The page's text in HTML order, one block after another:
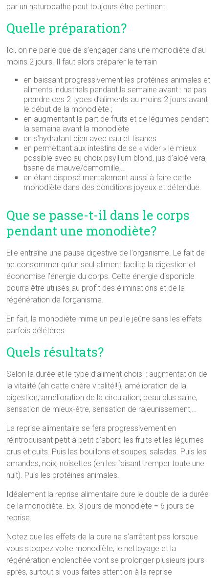
par un naturopathe peut toujours être pertinent.
Quelle préparation?
Ici, on ne parle que de s’engager dans une monodiète d’au
moins 2 jours. Il faut alors préparer le terrain
en baissant progressivement les protéines animales et
aliments industriels pendant la semaine avant : ne pas
prendre ces 2 types d’aliments au moins 2 jours avant
le début de la monodiète ;
en augmentant la part de fruits et de légumes pendant
la semaine avant la monodiète
en s’hydratant bien avec eau et tisanes
en permettant aux intestins de se « vider » le mieux
possible avec au choix psyllium blond, jus d’aloé vera,
tisane de mauve/camomille,…
en étant disposé mentalement aussi à faire cette
monodiète dans des conditions joyeux et détendue.
Que se passe-t-il dans le corps
pendant une monodiète?
Elle entraîne une pause digestive de l’organisme. Le fait de
ne consommer qu’un seul aliment facilite la digestion et
économise l’énergie du corps. Cette énergie disponible
pourra être utilisés au profit des éliminations et de la
régénération de l’organisme.
En fait, la monodiète mime un peu le jeûne sans les effets
parfois délétères.
Quels résultats?
Selon la durée et le type d’aliment choisi : augmentation de
la vitalité (ah cette chère vitalité!!!), amélioration de la
digestion, amélioration de la circulation, peau plus saine,
sensation de mieux-être, sensation de rajeunissement,…
La reprise alimentaire se fera progressivement en
réintroduisant petit à petit d’abord les fruits et les légumes
crus et cuits. Puis les bouillons et soupes, salades. Puis les
amandes, noix, noisettes (en les faisant tremper toute une
nuit). Puis les protéines animales.
Idéalement la reprise alimentaire dure le double de la durée
de la monodiète. Ex. 3 jours de monodiète = 6 jours de
reprise.
Notez que les effets de la cure ne s’arrêtent pas lorsque
vous stoppez votre monodiète, le nettoyage et la
régénération enclenchée vont se prolonger plusieurs jours
après, surtout si vous faites attention à la reprise